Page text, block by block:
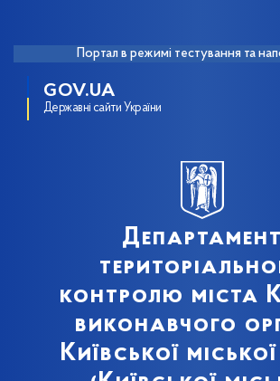
Портал в режимі тестування та
GOV.UA
Державні сайти України
Департамент
контролю міста
виконавчого
Київської